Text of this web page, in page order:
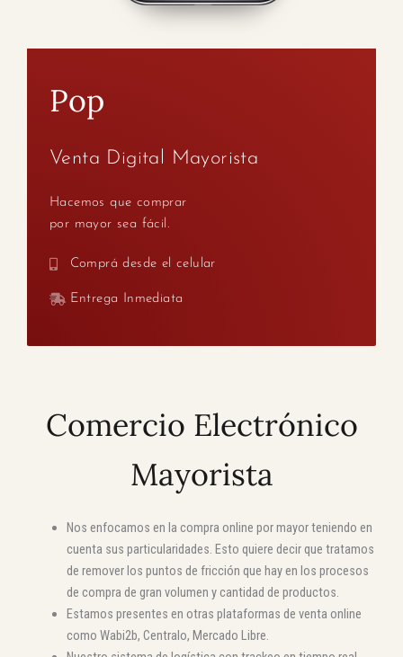
Pop
Venta Digital Mayorista
Hacemos que comprar
por mayor sea fácil.
Comprá desde el celular
Entrega Inmediata
Comercio Electrónico
Mayorista
Nos enfocamos en la compra online por mayor teniendo en
cuenta sus particularidades. Esto quiere decir que tratamos
de remover los puntos de fricción que hay en los procesos
de compra de gran volumen y cantidad de productos.
Estamos presentes en otras plataformas de venta online
como Wabi2b, Centralo, Mercado Libre.